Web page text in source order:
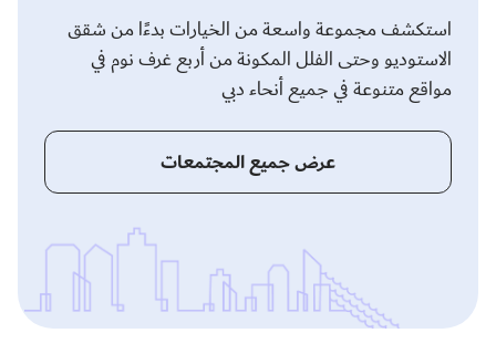
استكشف مجموعة واسعة من الخيارات بدءًا من شقق
الاستوديو وحتى الفلل المكونة من أربع غرف نوم في
مواقع متنوعة في جميع أنحاء دبي
عرض جميع المجتمعات